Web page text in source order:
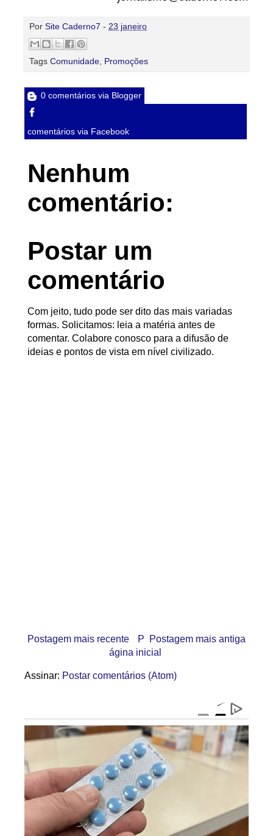
Por Site Caderno7 - 23 janeiro
Tags Comunidade Promoções
0 comentários via Blogger
comentários via Facebook
Nenhum
comentário:
Postar um
comentário
Com jeito, tudo pode ser dito das mais variadas
formas. Solicitamos: leia a matéria antes de
comentar. Colabore conosco para a difusão de
ideias e pontos de vista em nível civilizado.
Postagem mais recente Postagem mais antiga
P
ágina inicial
Assinar: Postar comentários (Atom)